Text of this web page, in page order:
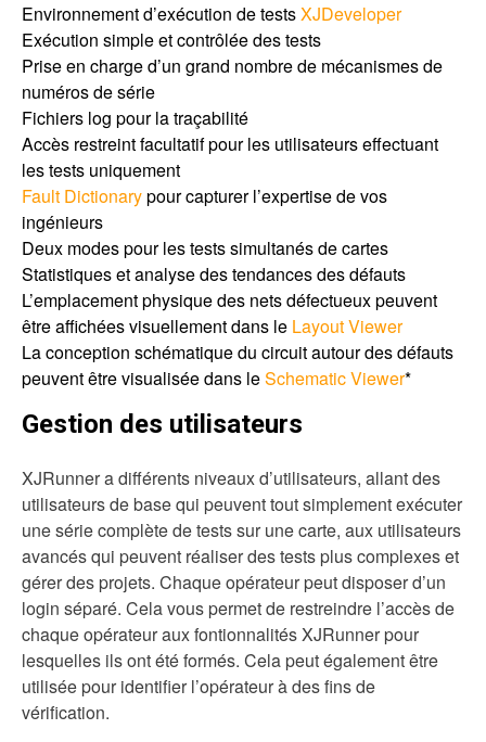
Environnement d’exécution de testsXJDeveloper
Exécution simple et contrôlée des tests
Prise en charge d’un grand nombre de mécanismes de
numéros de série
Fichiers log pour la traçabilité
Accès restreint facultatif pour les utilisateurs effectuant
les tests uniquement
Fault Dictionarypour capturer l’expertise de vos
ingénieurs
Deux modes pour les tests simultanés de cartes
Statistiques et analyse des tendances des défauts
L’emplacement physique des nets défectueux peuvent
être affichées visuellement dans le Layout Viewer
La conception schématique du circuit autour des défauts
peuvent être visualisée dans leSchematic Viewer*
Gestion des utilisateurs
XJRunner a différents niveaux d’utilisateurs, allant des
utilisateurs de base qui peuvent tout simplement exécuter
une série complète de tests sur une carte, aux utilisateurs
avancés qui peuvent réaliser des tests plus complexes et
gérer des projets. Chaque opérateur peut disposer d’un
login séparé. Cela vous permet de restreindre l’accès de
chaque opérateur aux fontionnalités XJRunner pour
lesquelles ils ont été formés. Cela peut également être
utilisée pour identifier l’opérateur à des fins de
vérification.